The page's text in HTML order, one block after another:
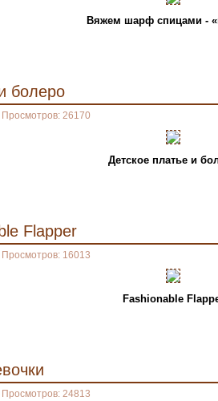
Вяжем шарф спицами -
болеро
26170
Детское платье и
Flapper
16013
Fashionable
24813